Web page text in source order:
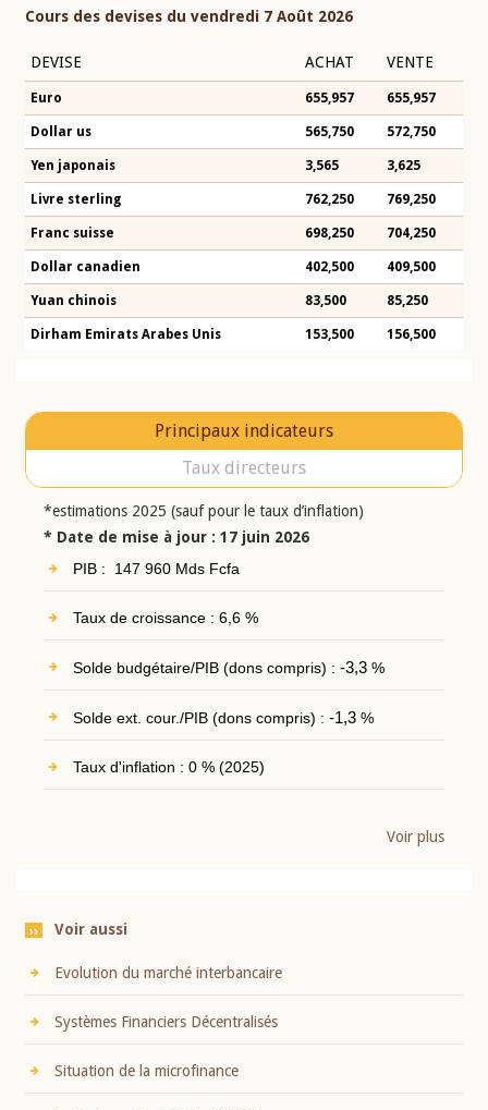
Cours des devises du vendredi 7 Août 2026
DEVISE ACHAT VENTE
Euro 655,957 655,957
Dollar us 565,750 572,750
Yen japonais 3,565 3,625
Livre sterling 762,250 769,250
Franc suisse 698,250 704,250
Dollar canadien 402,500 409,500
Yuan chinois 83,500 85,250
Dirham Emirats Arabes Unis 153,500 156,500
Principaux indicateurs
Taux directeurs
*estimations 2025 (sauf pour le taux d’inflation)
* Date de mise à jour : 17 juin 2026
PIB : 147 960 Mds Fcfa
Taux de croissance : 6,6 %
Solde budgétaire/PIB (dons compris) : -3,3%
Solde ext. cour./PIB (dons compris) : -1,3%
Taux d'inflation : 0 % (2025)
Voir plus
Voir aussi
Evolution du marché interbancaire
Systèmes Financiers Décentralisés
Situation de la microfinance